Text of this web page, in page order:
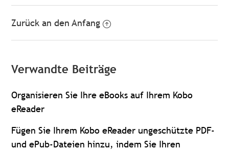
Zurück an den Anfang
Verwandte Beiträge
Organisieren Sie Ihre eBooks auf Ihrem Kobo
eReader
Fügen Sie Ihrem Kobo eReader ungeschützte PDF-
und ePub-Dateien hinzu, indem Sie Ihren